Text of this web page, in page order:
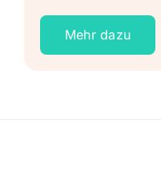
Mehr dazu